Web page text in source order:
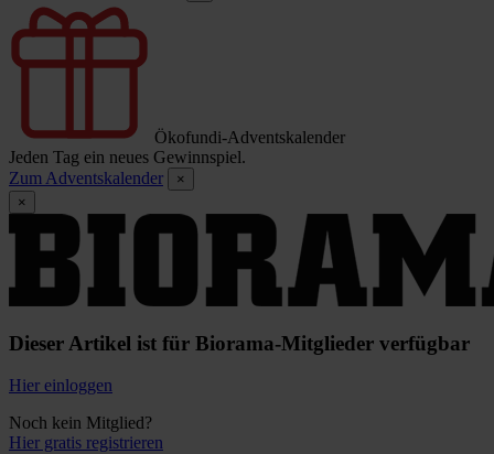
Ökofundi-Adventskalender
Jeden Tag ein neues Gewinnspiel.
Zum Adventskalender
×
×
Dieser Artikel ist für Biorama-Mitglieder verfügbar
Hier einloggen
Noch kein Mitglied?
Hier gratis registrieren